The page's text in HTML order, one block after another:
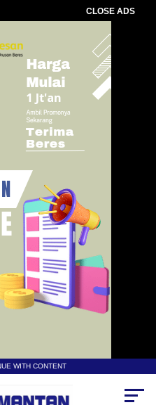
CLOSE ADS
WITH CONTENT